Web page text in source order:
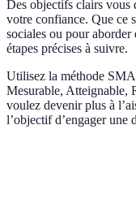
Des objectifs clairs vous
votre confiance. Que ce
sociales ou pour
étapes précises à suivre.
Utilisez la méthode
Mesurable, Atteignable,
voulez devenir plus à
l’objectif d’engager une